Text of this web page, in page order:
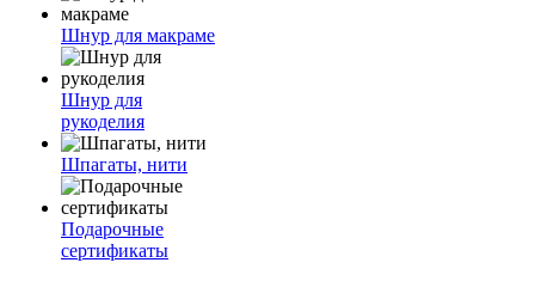
Шнур для макраме
Шнур для
рукоделия
Шпагаты, нити
Подарочные
сертификаты